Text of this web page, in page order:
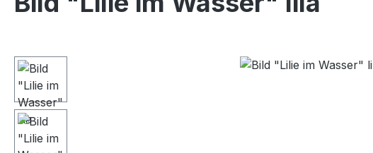
Bildergalerie überspringen